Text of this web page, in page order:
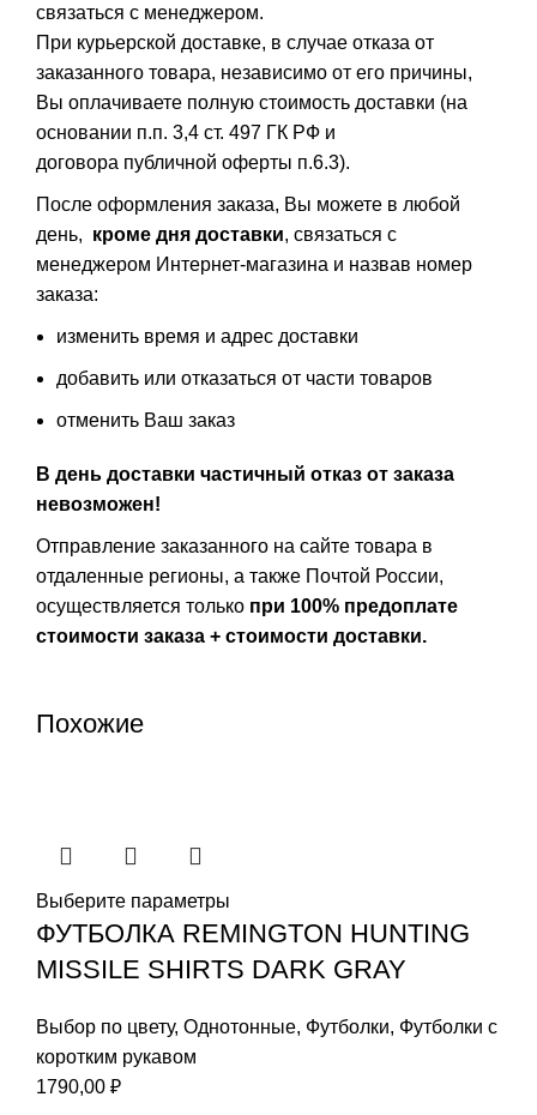
связаться с менеджером.
При курьерской доставке, в случае отказа от
заказанного товара, независимо от его причины,
Вы оплачиваете полную стоимость доставки (на
основании п.п. 3,4 ст. 497 ГК РФ и
договора публичной оферты п.6.3).
После оформления заказа, Вы можете в любой
день, кроме дня доставки, связаться с
менеджером Интернет-магазина и назвав номер
заказа:
изменить время и адрес доставки
добавить или отказаться от части товаров
отменить Ваш заказ
В день доставки частичный отказ от заказа
невозможен!
Отправление заказанного на сайте товара в
отдаленные регионы, а также Почтой России,
осуществляется только при 100% предоплате
стоимости заказа + стоимости доставки.
Похожие
Выберите параметры
ФУТБОЛКА REMINGTON HUNTING
MISSILE SHIRTS DARK GRAY
Выбор по цвету, Однотонные, Футболки, Футболки с
коротким рукавом
1790,00 ₽